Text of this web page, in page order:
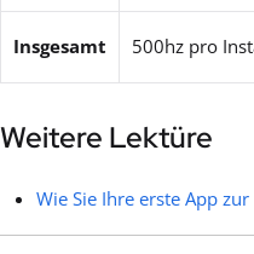
Insgesamt 500hz pro
Weitere Lektüre
Wie Sie Ihre erste App